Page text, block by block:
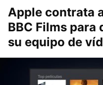
Apple contrata
BBC Films para
su equipo de